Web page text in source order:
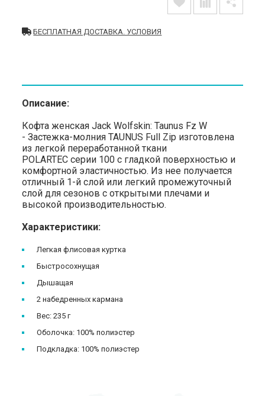
БЕСПЛАТНАЯ ДОСТАВКА. УСЛОВИЯ
Описание:
Кофта женская Jack Wolfskin: Taunus Fz W
- Застежка-молния TAUNUS Full Zip изготовлена
из легкой переработанной ткани
POLARTEC серии 100 с гладкой поверхностью и
комфортной эластичностью. Из нее получается
отличный 1-й слой или легкий промежуточный
слой для сезонов с открытыми плечами и
высокой производительностью.
Характеристики:
Легкая флисовая куртка
Быстросохнущая
Дышащая
2 набедренных кармана
Вес: 235 г
Оболочка: 100% полиэстер
Подкладка: 100% полиэстер